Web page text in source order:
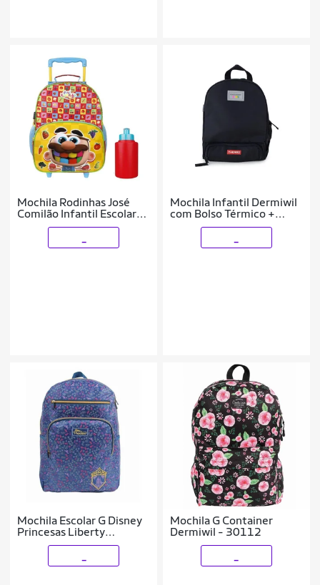
Mochila Rodinhas José
Comilão Infantil Escolar
Garrafa Dermiwill
Mochila Infantil Dermiwil
com Bolso Térmico +
Lancheira
Mochila Escolar G Disney
Princesas Liberty
Dermiwil
Mochila G Container
Dermiwil - 30112